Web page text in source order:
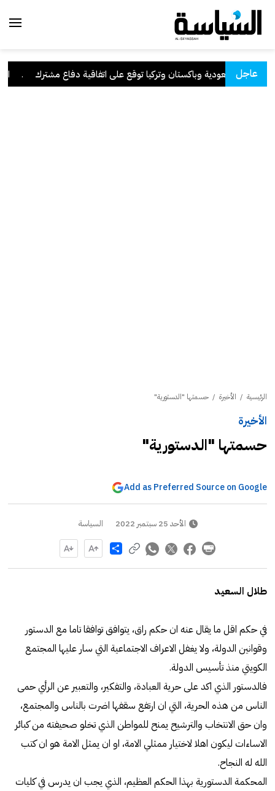
عاجل
السعودية وباكستان وتركيا توقع على اتفاقية دفاع مشترك
الرئيسية / الأخيرة / حسمتها "الدستورية"
الأخيرة
حسمتها "الدستورية"
Add as Preferred Source on Google
الأحد 25 سبتمبر 2022 السياسة
Share
طلال السعيد
في حكم اقل ما يقال عنه ان حكم راق، يتوافق توافقا تاما مع الدستور
وقوانين الدولة، ولا يغفل الاعراف الاجتماعية التي سار عليها المجتمع
الكويتي منذ تأسيس الدولة.
فالدستور الذي اكد على حرية العبادة، والتفكير، والتعبير عن الرأي حمى
الناس من هذه الحرية، التي ان ارتفع سقفها اضرت بالناس والمجتمع،
وان حق الانتخاب والترشيح يمنح للمواطن الذي تخلو صحيفته من كبائر
الاساءات ليكون اهلا لاختيار ممثلي الامة، او ان يمثل الامة هو ان كتب
الله له النجاح.
المحكمة الدستورية بهذا الحكم العظيم، الذي يجب ان يدرس في كليات